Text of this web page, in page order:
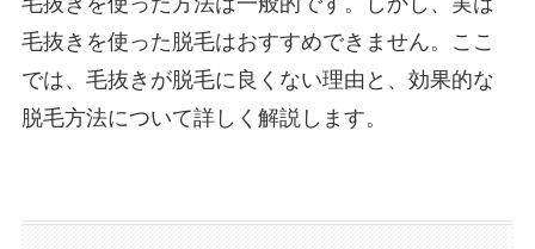
毛抜きを使った脱毛はおすすめできません。ここ
では、毛抜きが脱毛に良くない理由と、効果的な
脱毛方法について詳しく解説します。